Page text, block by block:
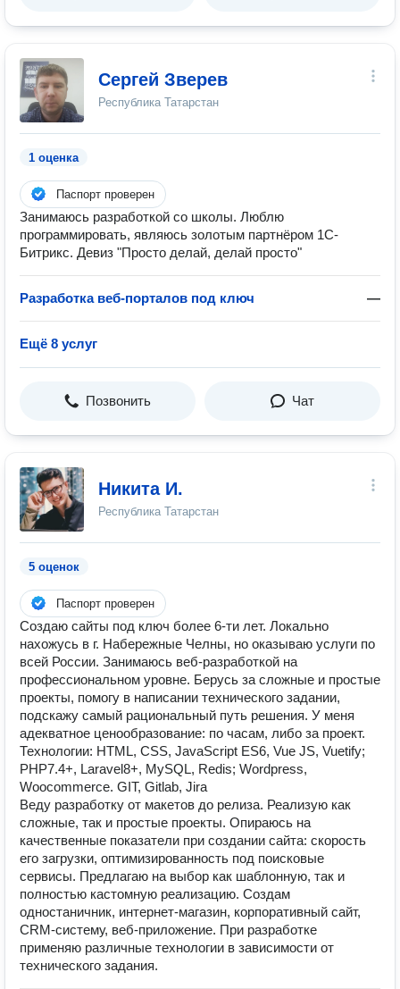
Сергей Зверев
Республика Татарстан
1 оценка
Паспорт проверен
Занимаюсь разработкой со школы. Люблю
программировать, являюсь золотым партнёром 1С-
Битрикс. Девиз "Просто делай, делай просто"
Разработка веб-порталов под ключ —
Ещё 8 услуг
Позвонить Чат
Никита И.
Республика Татарстан
5 оценок
Паспорт проверен
Создаю сайты под ключ более 6-ти лет. Локально
нахожусь в г. Набережные Челны, но оказываю услуги по
всей России. Занимаюсь веб-разработкой на
профессиональном уровне. Берусь за сложные и простые
проекты, помогу в написании технического задании,
подскажу самый рациональный путь решения. У меня
адекватное ценообразование: по часам, либо за проект.
Технологии: HTML, CSS, JavaScript ES6, Vue JS, Vuetify;
PHP7.4+, Laravel8+, MySQL, Redis; Wordpress,
Woocommerce. GIT, Gitlab, Jira
Веду разработку от макетов до релиза. Реализую как
сложные, так и простые проекты. Опираюсь на
качественные показатели при создании сайта: скорость
его загрузки, оптимизированность под поисковые
сервисы. Предлагаю на выбор как шаблонную, так и
полностью кастомную реализацию. Создам
одностаничник, интернет-магазин, корпоративный сайт,
CRM-систему, веб-приложение. При разработке
применяю различные технологии в зависимости от
технического задания.